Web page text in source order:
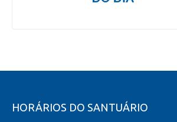
HORÁRIOS DO SANTUÁRIO